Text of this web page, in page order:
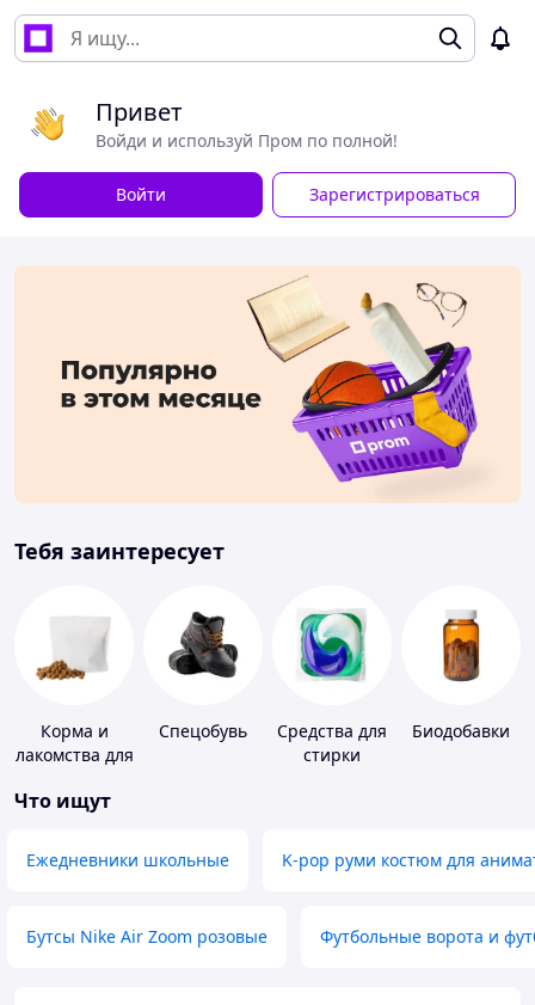
Привет
Войди и используй Пром по полной!
Войти Зарегистрироваться
Тебя заинтересует
Корма и
лакомства для
животных и
Спецобувь
Средства для
стирки
Биодобавки
Что ищут
Ежедневники школьные K-pop руми костюм для
Бутсы Nike Air Zoom розовые Футбольные ворота и